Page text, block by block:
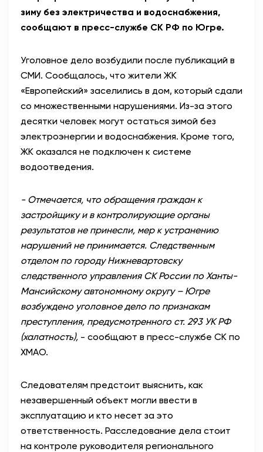
зиму без электричества и водоснабжения,
сообщают в пресс-службе СК РФ по Югре.
Уголовное дело возбудили после публикаций в
СМИ. Сообщалось, что жители ЖК
«Европейский» заселились в дом, который сдали
со множественными нарушениями. Из-за этого
десятки человек могут остаться зимой без
электроэнергии и водоснабжения. Кроме того,
ЖК оказался не подключен к системе
водоотведения.
- Отмечается, что обращения граждан к
застройщику и в контролирующие органы
результатов не принесли, мер к устранению
нарушений не принимается. Следственным
отделом по городу Нижневартовску
следственного управления СК России по Ханты-
Мансийскому автономному округу – Югре
возбуждено уголовное дело по признакам
преступления, предусмотренного ст. 293 УК РФ
(халатность), - сообщают в пресс-службе СК по
ХМАО.
Следователям предстоит выяснить, как
незавершенный объект могли ввести в
эксплуатацию и кто несет за это
ответственность. Расследование дела стоит
на контроле руководителя регионального